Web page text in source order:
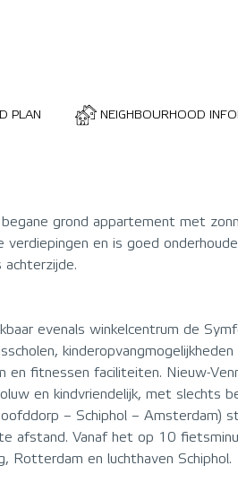
PLAN NEIGHBOURHOOD
grond appartement met
en is goed
achterzijde.
evenals winkelcentrum de
fitnessen faciliteiten. Nieuw-
en kindvriendelijk, met slechts
– Schiphol – Amsterdam)
afstand. Vanaf het op 10
Rotterdam en luchthaven Schiphol.